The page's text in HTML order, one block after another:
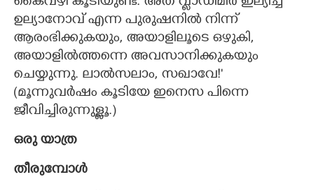
ഉല്യാനോവ് എന്ന പുരുഷനിൽ നിന്ന്
ആരംഭിക്കുകയും,​ അയാളിലൂടെ ഒഴുകി,​
അയാളിൽത്തന്നെ അവസാനിക്കുകയും
ചെയ്യുന്നു. ലാൽസലാം,​ സഖാവേ!"
(മൂന്നുവർഷം കൂടിയേ ഇനെസ പിന്നെ
ജീവിച്ചിരുന്നുള്ളൂ.)​
ഒരു യാത്ര
തീരുമ്പോൾ
Share this link